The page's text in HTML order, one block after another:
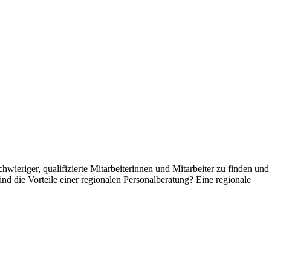
qualifizierte Mitarbeiterinnen und Mitarbeiter zu finden und
die Vorteile einer regionalen Personalberatung? Eine regionale